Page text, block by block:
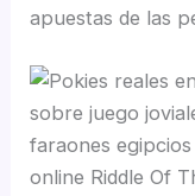
apuestas de las
sobre juego
faraones
online Riddle Of